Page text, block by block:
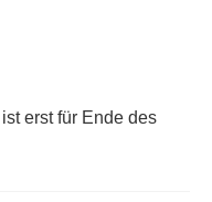
erst für Ende des